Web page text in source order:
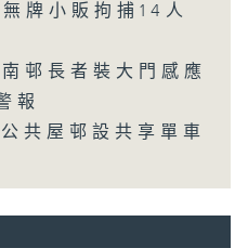
牌小販拘捕14人
邨長者裝大門感應
報
共屋邨設共享單車